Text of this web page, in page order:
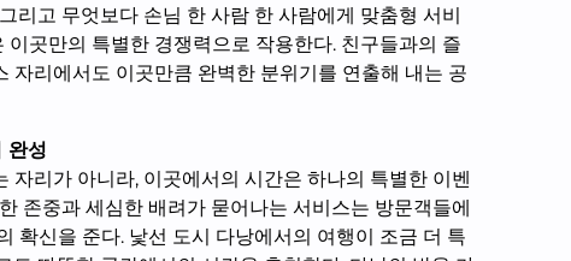
리고 무엇보다 손님 한 사람 한 사람에게 맞춤형 서비
곳만의 특별한 경쟁력으로 작용한다. 친구들과의 즐
자리에서도 이곳만큼 완벽한 분위기를 연출해 내는 공
완성
자리가 아니라, 이곳에서의 시간은 하나의 특별한 이벤
존중과 세심한 배려가 묻어나는 서비스는 방문객들에
확신을 준다. 낯선 도시 다낭에서의 여행이 조금 더 특